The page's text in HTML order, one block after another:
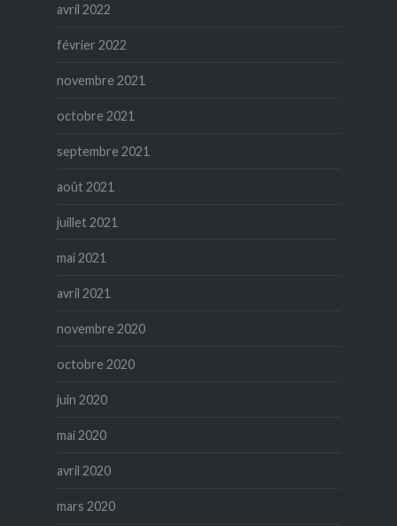
avril 2022
février 2022
novembre 2021
octobre 2021
septembre 2021
août 2021
juillet 2021
mai 2021
avril 2021
novembre 2020
octobre 2020
juin 2020
mai 2020
avril 2020
mars 2020